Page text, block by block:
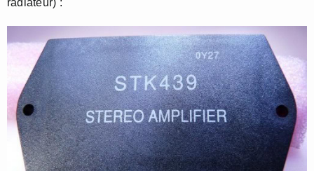
radiateur) :